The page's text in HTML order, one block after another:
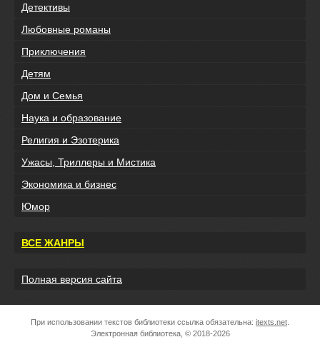
Детективы
Любовные романы
Приключения
Детям
Дом и Семья
Наука и образование
Религия и Эзотерика
Ужасы, Триллеры и Мистика
Экономика и бизнес
Юмор
ВСЕ ЖАНРЫ
Полная версия сайта
При использовании текстов библиотеки ссылка обязательна: itexts.net
Электронная библиотека, © 2018-2026